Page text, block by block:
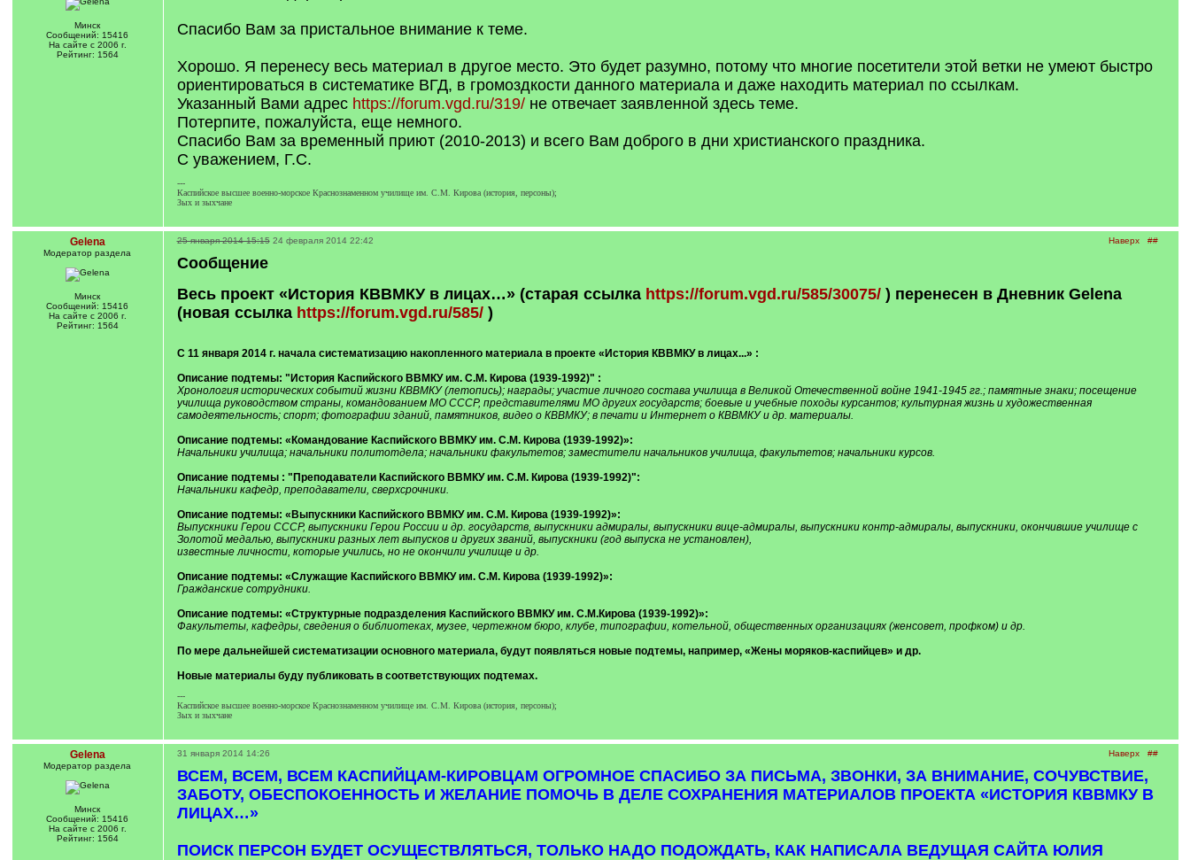
Минск
Сообщений: 15416
На сайте с 2006 г.
Рейтинг: 1564
Спасибо Вам за пристальное внимание к теме.
Хорошо. Я перенесу весь материал в другое место. Это будет разумно, потому что многие посетители этой ветки не умеют быстро
ориентироваться в систематике ВГД, в громоздкости данного материала и даже находить материал по ссылкам.
Указанный Вами адрес https://forum.vgd.ru/319/не отвечает заявленной здесь теме.
Потерпите, пожалуйста, еще немного.
Спасибо Вам за временный приют (2010-2013) и всего Вам доброго в дни христианского праздника.
С уважением, Г.С.
---
Каспийское высшее военно-морское Краснознаменном училище им. С.М. Кирова (история, персоны);
Зых и зыхчане
Gelena
Модератор раздела
Минск
Сообщений: 15416
На сайте с 2006 г.
Рейтинг: 1564
Наверх ##
25 января 2014 15:15 24 февраля 2014 22:42
Сообщение
Весь проект «История КВВМКУ в лицах…» (старая ссылка https://forum.vgd.ru/585/30075/) перенесен в Дневник Gelena
(новая ссылка https://forum.vgd.ru/585/)
С 11 января 2014 г. начала систематизацию накопленного материала в проекте «История КВВМКУ в лицах...» :
Описание подтемы: "История Каспийского ВВМКУ им. С.М. Кирова (1939-1992)" :
Хронология исторических событий жизни КВВМКУ (летопись); награды; участие личного состава училища в Великой Отечественной войне 1941-1945 гг.; памятные знаки; посещение
училища руководством страны, командованием МО СССР, представителями МО других государств; боевые и учебные походы курсантов; культурная жизнь и художественная
самодеятельность; спорт; фотографии зданий, памятников, видео о КВВМКУ; в печати и Интернет о КВВМКУ и др. материалы.
Описание подтемы: «Командование Каспийского ВВМКУ им. С.М. Кирова (1939-1992)»:
Начальники училища; начальники политотдела; начальники факультетов; заместители начальников училища, факультетов; начальники курсов.
Описание подтемы : "Преподаватели Каспийского ВВМКУ им. С.М. Кирова (1939-1992)":
Начальники кафедр, преподаватели, сверхсрочники.
Описание подтемы: «Выпускники Каспийского ВВМКУ им. С.М. Кирова (1939-1992)»:
Выпускники Герои СССР, выпускники Герои России и др. государств, выпускники адмиралы, выпускники вице-адмиралы, выпускники контр-адмиралы, выпускники, окончившие училище с
Золотой медалью, выпускники разных лет выпусков и других званий, выпускники (год выпуска не установлен),
известные личности, которые учились, но не окончили училище и др.
Описание подтемы: «Служащие Каспийского ВВМКУ им. С.М. Кирова (1939-1992)»:
Гражданские сотрудники.
Описание подтемы: «Структурные подразделения Каспийского ВВМКУ им. С.М.Кирова (1939-1992)»:
Факультеты, кафедры, сведения о библиотеках, музее, чертежном бюро, клубе, типографии, котельной, общественных организациях (женсовет, профком) и др.
По мере дальнейшей систематизации основного материала, будут появляться новые подтемы, например, «Жены моряков-каспийцев» и др.
Новые материалы буду публиковать в соответствующих подтемах.
---
Каспийское высшее военно-морское Краснознаменном училище им. С.М. Кирова (история, персоны);
Зых и зыхчане
Gelena
Модератор раздела
Минск
Сообщений: 15416
На сайте с 2006 г.
Рейтинг: 1564
Наверх ##
31 января 2014 14:26
ВСЕМ, ВСЕМ, ВСЕМ КАСПИЙЦАМ-КИРОВЦАМ ОГРОМНОЕ СПАСИБО ЗА ПИСЬМА, ЗВОНКИ, ЗА ВНИМАНИЕ, СОЧУВСТВИЕ,
ЗАБОТУ, ОБЕСПОКОЕННОСТЬ И ЖЕЛАНИЕ ПОМОЧЬ В ДЕЛЕ СОХРАНЕНИЯ МАТЕРИАЛОВ ПРОЕКТА «ИСТОРИЯ КВВМКУ В
ЛИЦАХ…»
ПОИСК ПЕРСОН БУДЕТ ОСУЩЕСТВЛЯТЬСЯ, ТОЛЬКО НАДО ПОДОЖДАТЬ, КАК НАПИСАЛА ВЕДУЩАЯ САЙТА ЮЛИЯ